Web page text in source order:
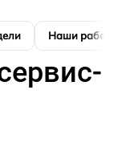
Наши работы